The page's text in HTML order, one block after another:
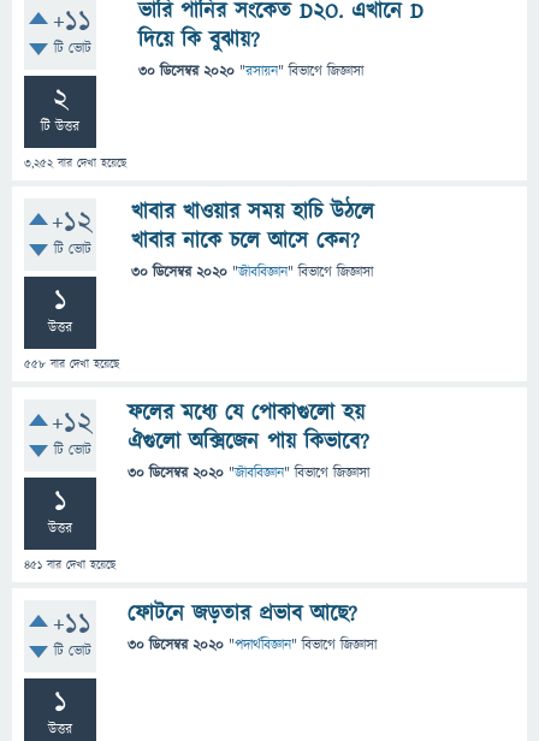
+11
টি ভোট
2
টি উত্তর
3,252বার দেখা হয়েছে
ভারি পানির সংকেত D2O. এখানে D
দিয়ে কি বুঝায়?
30 ডিসেম্বর 2020 "রসায়ন" বিভাগে জিজ্ঞাসা
+12
টি ভোট
1
উত্তর
558 বার দেখা হয়েছে
খাবার খাওয়ার সময় হাচি উঠলে
খাবার নাকে চলে আসে কেন?
30 ডিসেম্বর 2020 "জীববিজ্ঞান" বিভাগে জিজ্ঞাসা
+12
টি ভোট
1
উত্তর
451 বার দেখা হয়েছে
ফলের মধ্যে যে পোকাগুলো হয়
ঐগুলো অক্সিজেন পায় কিভাবে?
30 ডিসেম্বর 2020 "জীববিজ্ঞান" বিভাগে জিজ্ঞাসা
+11
টি ভোট
1
উত্তর
ফোটনে জড়তার প্রভাব আছে?
30 ডিসেম্বর 2020 "পদার্থবিজ্ঞান" বিভাগে জিজ্ঞাসা